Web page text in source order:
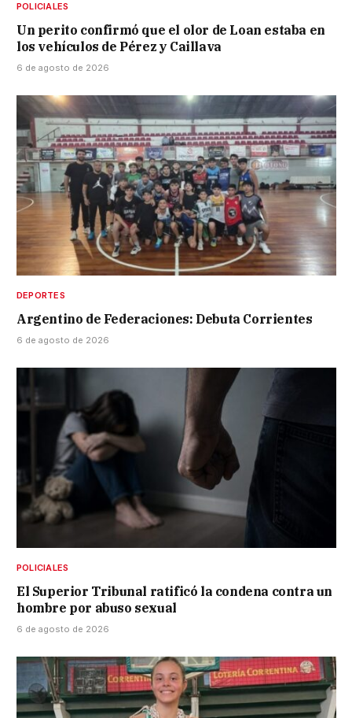
POLICIALES
Un perito confirmó que el olor de Loan estaba en
los vehículos de Pérez y Caillava
6 de agosto de 2026
DEPORTES
Argentino de Federaciones: Debuta Corrientes
6 de agosto de 2026
POLICIALES
El Superior Tribunal ratificó la condena contra un
hombre por abuso sexual
6 de agosto de 2026